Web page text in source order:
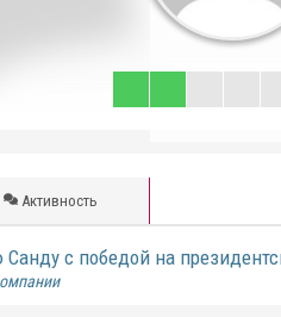
Активность
с победой на